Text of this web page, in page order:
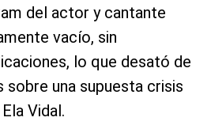
del actor y cantante
vacío, sin
lo que desató de
sobre una supuesta crisis
Vidal.